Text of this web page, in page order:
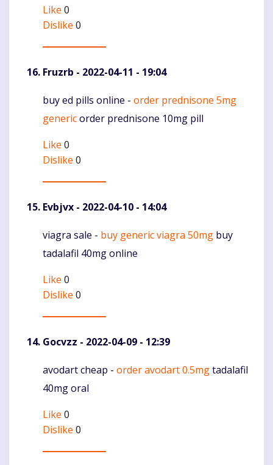
Like 0
Dislike 0
Fruzrb - 2022-04-11 - 19:04
Komentaras
buy ed pills online - order prednisone 5mg
genericorder prednisone 10mg pill
Like 0
Dislike 0
Evbjvx - 2022-04-10 - 14:04
Komentaras
viagra sale - buy generic viagra 50mg buy
tadalafil 40mg online
Like 0
Dislike 0
Gocvzz - 2022-04-09 - 12:39
Komentaras
avodart cheap - order avodart 0.5mgtadalafil
40mg oral
Like 0
Dislike 0